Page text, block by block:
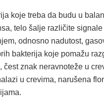
koje treba da budu u
telo šalje različite
odnosno nadutost,
bakterija koje pomažu
znak neravnoteže u
u crevima, narušena